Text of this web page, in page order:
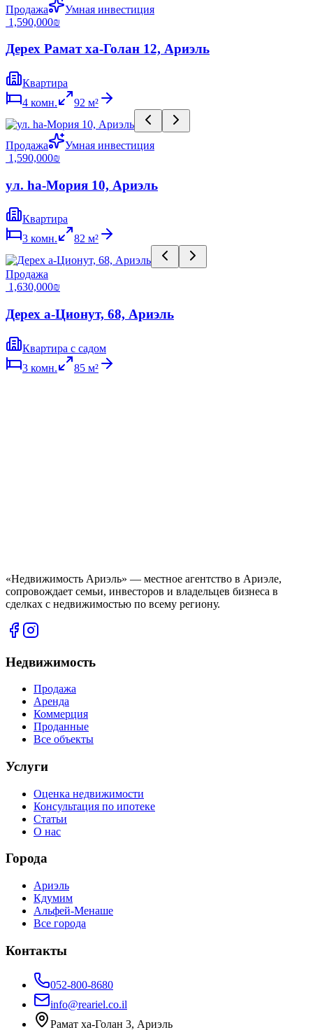
Продажа
Умная инвестиция
‏1,590,000 ‏₪
Дерех Рамат ха-Голан 12, Ариэль
Квартира
4 комн. 92 м²
Продажа
Умная инвестиция
‏1,590,000 ‏₪
ул. hа-Мория 10, Ариэль
Квартира
3 комн. 82 м²
Продажа
‏1,630,000 ‏₪
Дерех а-Ционут, 68, Ариэль
Квартира с садом
3 комн. 85 м²
«Недвижимость Ариэль» — местное агентство в Ариэле,
сопровождает семьи, инвесторов и владельцев бизнеса в
сделках с недвижимостью по всему региону.
Недвижимость
Продажа
Аренда
Коммерция
Проданные
Все объекты
Услуги
Оценка недвижимости
Консультация по ипотеке
Статьи
О нас
Города
Ариэль
Кдумим
Альфей-Менаше
Все города
Контакты
052-800-8680
info@reariel.co.il
Рамат ха-Голан 3, Ариэль